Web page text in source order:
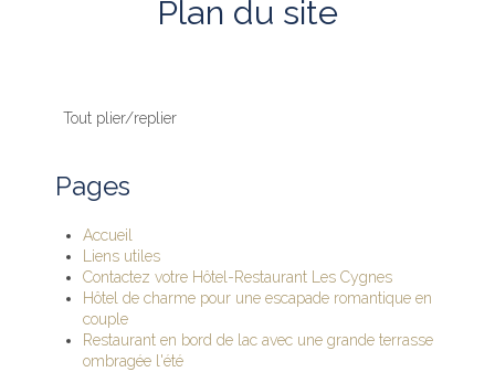
Plan du site
Tout plier/replier
Pages
Accueil
Liens utiles
Contactez votre Hôtel-Restaurant Les Cygnes
Hôtel de charme pour une escapade romantique en
couple
Restaurant en bord de lac avec une grande terrasse
ombragée l'été